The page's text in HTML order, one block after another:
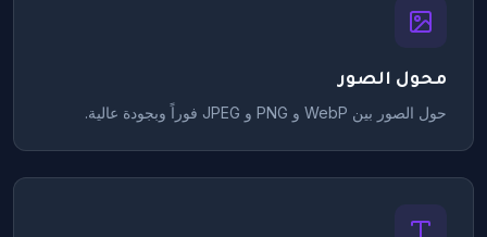
محول الصور
حول الصور بين WebP و PNG و JPEG فوراً وبجودة عالية.